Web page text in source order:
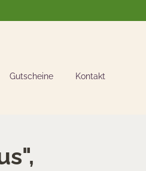
Gutscheine Kontakt